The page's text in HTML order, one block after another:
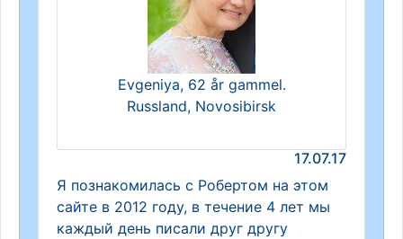
Evgeniya, 62 år gammel.
Russland, Novosibirsk
17.07.17
Я познакомилась с Робертом на этом
сайте в 2012 году, в течение 4 лет мы
каждый день писали друг другу